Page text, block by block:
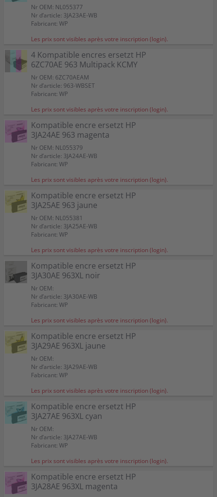
Nr OEM: NL055377
Nr d’article: 3JA23AE-WB
Fabricant: WP
Les prix sont visibles après votre inscription (login).
4 Kompatible encres ersetzt HP
6ZC70AE 963 Multipack KCMY
Nr OEM: 6ZC70AEAM
Nr d’article: 963-WBSET
Fabricant: WP
Les prix sont visibles après votre inscription (login).
Kompatible encre ersetzt HP
3JA24AE 963 magenta
Nr OEM: NL055379
Nr d’article: 3JA24AE-WB
Fabricant: WP
Les prix sont visibles après votre inscription (login).
Kompatible encre ersetzt HP
3JA25AE 963 jaune
Nr OEM: NL055381
Nr d’article: 3JA25AE-WB
Fabricant: WP
Les prix sont visibles après votre inscription (login).
Kompatible encre ersetzt HP
3JA30AE 963XL noir
Nr OEM:
Nr d’article: 3JA30AE-WB
Fabricant: WP
Les prix sont visibles après votre inscription (login).
Kompatible encre ersetzt HP
3JA29AE 963XL jaune
Nr OEM:
Nr d’article: 3JA29AE-WB
Fabricant: WP
Les prix sont visibles après votre inscription (login).
Kompatible encre ersetzt HP
3JA27AE 963XL cyan
Nr OEM:
Nr d’article: 3JA27AE-WB
Fabricant: WP
Les prix sont visibles après votre inscription (login).
Kompatible encre ersetzt HP
3JA28AE 963XL magenta